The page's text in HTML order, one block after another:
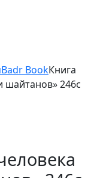
Badr BookКнига
шайтанов» 246с